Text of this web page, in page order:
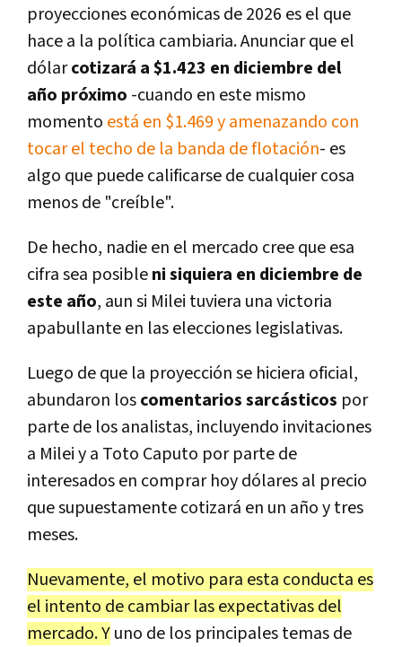
proyecciones económicas de 2026 es el que
hace a la política cambiaria. Anunciar que el
dólarcotizará a $1.423 en diciembre del
año próximo -cuando en este mismo
momento está en $1.469 y amenazando con
tocar el techo de la banda de flotación- es
algo que puede calificarse de cualquier cosa
menos de "creíble".
De hecho, nadie en el mercado cree que esa
cifra sea posibleni siquiera en diciembre de
este año, aun si Milei tuviera una victoria
apabullante en las elecciones legislativas.
Luego de que la proyección se hiciera oficial,
abundaron loscomentarios sarcásticos por
parte de los analistas, incluyendo invitaciones
a Milei y a Toto Caputo por parte de
interesados en comprar hoy dólares al precio
que supuestamente cotizará en un año y tres
meses.
Nuevamente, el motivo para esta conducta es
el intento de cambiar las expectativas del
mercado. Yuno de los principales temas de